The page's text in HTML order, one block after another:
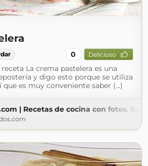
0 Delicioso
receta La crema pastelera es una
y digo esto porque se utiliza
es muy conveniente saber (...)
| Recetas de cocina con fotos.